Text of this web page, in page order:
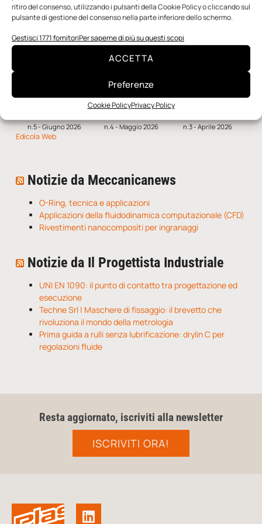
ritiro del consenso, utilizzando i pulsanti della Cookie Policy o cliccando sul
pulsante di gestione del consenso nella parte inferiore dello schermo.
Gestisci 1771 fornitoriPer saperne di più su questi scopi
ACCETTA
Preferenze
Cookie PolicyPrivacy Policy
SFOGLIA LA RIVISTA
n.5 - Giugno 2026 n.4 - Maggio 2026 n.3 - Aprile 2026
Edicola Web
Notizie da Meccanicanews
O-Ring, tecnica e applicazioni
Applicazioni della fluidodinamica computazionale (CFD)
Rivestimenti nanocompositi per ingranaggi
Notizie da Il Progettista Industriale
UNI EN 1090: il punto di contatto tra progettazione ed
esecuzione
Techne Srl | Maschere di fissaggio: il brevetto che
rivoluziona il mondo della metrologia
Prima guida a rulli senza lubrificazione: drylin C per
regolazioni fluide
Resta aggiornato, iscriviti alla newsletter
ISCRIVITI ORA!